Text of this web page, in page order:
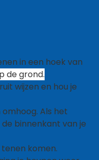
in een hoek van
de grond.
wijzen en hou je
omhoog. Als het
binnenkant van je
komen.